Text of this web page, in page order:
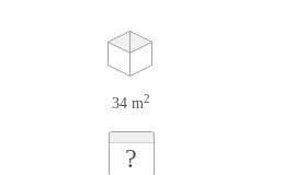
34 m2
?